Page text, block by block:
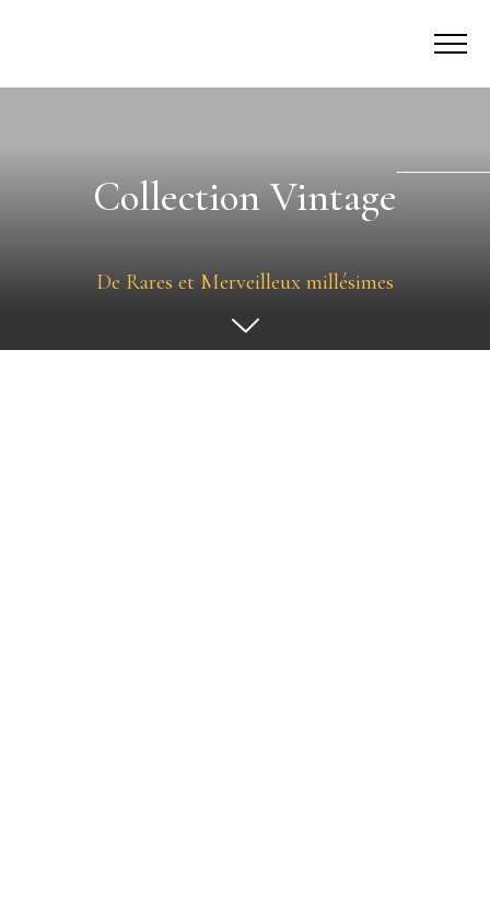
Collection Vintage
De Rares et Merveilleux millésimes